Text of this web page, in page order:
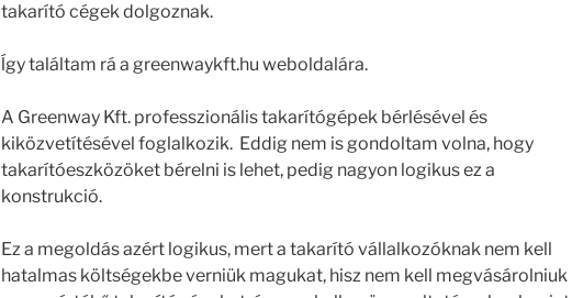
takarító cégek dolgoznak.
ĺgy találtam rá a greenwaykft.hu weboldalára.
A Greenway Kft. professzionális takarítógépek bérlésével és
kiközvetítésével foglalkozik. Eddig nem is gondoltam volna, hogy
takarítóeszközöket bérelni is lehet, pedig nagyon logikus ez a
konstrukció.
Ez a megoldás azért logikus, mert a takarító vállalkozóknak nem kell
hatalmas költségekbe verniük magukat, hisz nem kell megvásárolniuk